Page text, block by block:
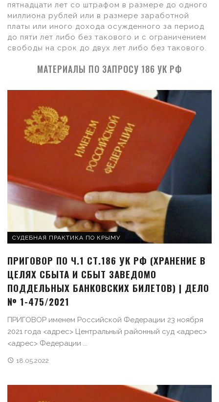
пятнадцати лет со штрафом в размере до одного
миллиона рублей или в размере заработной
платы или иного дохода осужденного за период
до пяти лет либо без такового и с ограничением
свободы на срок до двух лет либо без такового.
МАТЕРИАЛЫ ПО ЗАПРОСУ 186 УК РФ
СУДЕБНАЯ ПРАКТИКА ПО КРЫМУ
ПРИГОВОР ПО Ч.1 СТ.186 УК РФ (ХРАНЕНИЕ В
ЦЕЛЯХ СБЫТА И СБЫТ ЗАВЕДОМО
ПОДДЕЛЬНЫХ БАНКОВСКИХ БИЛЕТОВ) | ДЕЛО
№ 1-475/2021
ПРИГОВОР именем Российской Федерации 23 ноября
2021 года <адрес> Центральный районный суд <адрес>
<адрес> Федерации ...
18.05.2022